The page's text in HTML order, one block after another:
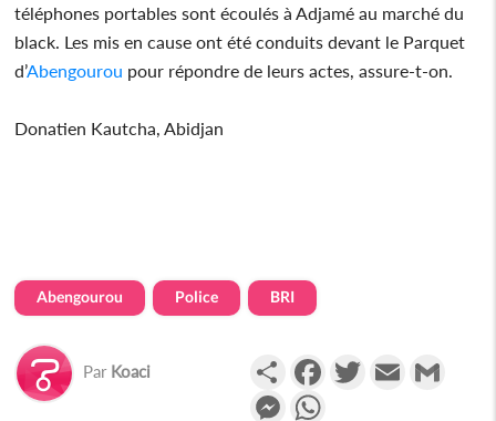
téléphones portables sont écoulés à Adjamé au marché du
black. Les mis en cause ont été conduits devant le Parquet
d’Abengourou pour répondre de leurs actes, assure-t-on.
Donatien Kautcha, Abidjan
Abengourou Police BRI
Par Koaci PartagerFacebookTwitterEmail
Messenger